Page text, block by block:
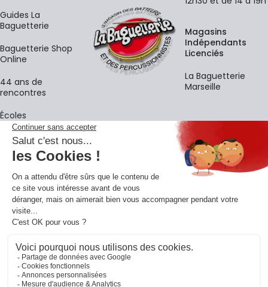
Guides La
Baguetterie
Baguetterie Shop
Online
44 ans de
rencontres
Écoles
Magasins
Indépendants
Licenciés
La Baguetterie
Marseille
La newsletter
Adresse e-mail
En vous inscrivant à notre newsletter, vous acceptez notre
confidentialité.
Retrouvons-nous sur